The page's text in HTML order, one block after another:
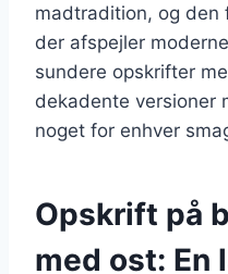
madtradition, og den
der afspejler
sundere opskrifter
dekadente versioner
noget for enhver
Opskrift på
med ost: En